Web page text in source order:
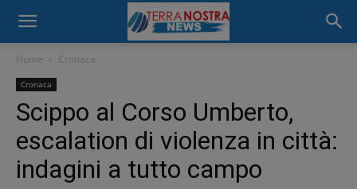
Home Cronaca
Cronaca
Scippo al Corso Umberto,
escalation di violenza in città:
indagini a tutto campo